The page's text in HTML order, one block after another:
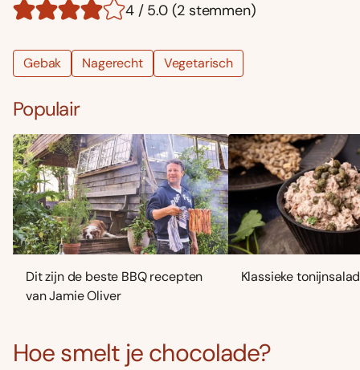
4 / 5.0 (2 stemmen)
Gebak Nagerecht Vegetarisch
Populair
Dit zijn de beste BBQ recepten
van Jamie Oliver
Klassieke
Hoe smelt je chocolade?